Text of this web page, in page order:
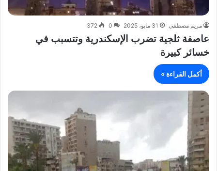
مريم مصطفى 31 مايو، 2025 0
372
عاصفة ثلجية تضرب الإسكندرية وتتسبب في
خسائر كبيرة
أكمل القراءة »